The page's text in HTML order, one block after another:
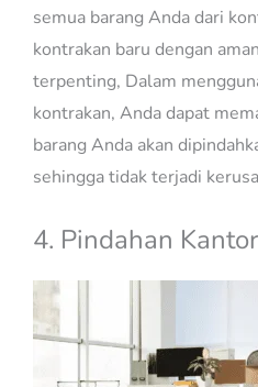
semua barang Anda dari
kontrakan baru dengan
terpenting, Dalam
kontrakan, Anda dapat
barang Anda akan
sehingga tidak terjadi
4. Pindahan Kantor